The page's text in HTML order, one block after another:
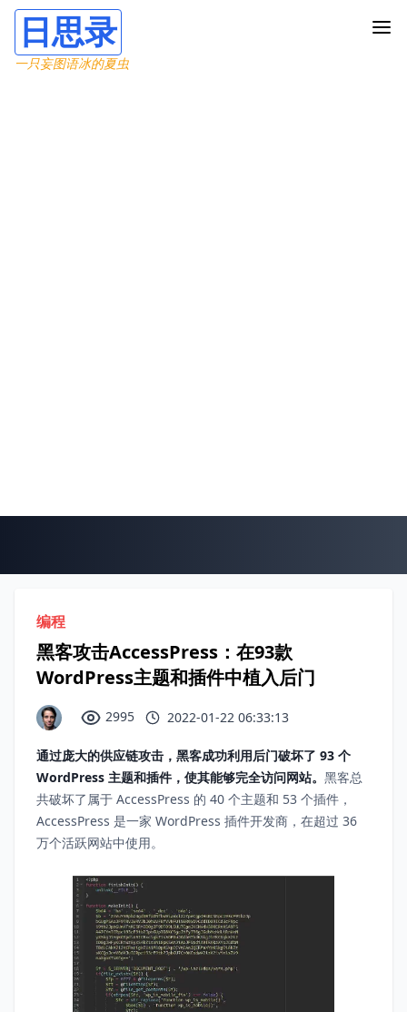
日思录
一只妄图语冰的夏虫
编程
黑客攻击AccessPress：在93款
WordPress主题和插件中植入后门
2995 2022-01-22 06:33:13
通过庞大的供应链攻击，黑客成功利用后门破坏了 93 个
WordPress 主题和插件，使其能够完全访问网站。 黑客总
共破坏了属于 AccessPress 的 40 个主题和 53 个插件，
AccessPress 是一家 WordPress 插件开发商，在超过 36
万个活跃网站中使用。